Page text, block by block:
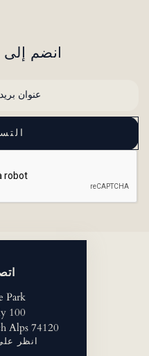
انضم إلى
Park
100 rue d'Arly
74120 Megève - French Alps
انظر